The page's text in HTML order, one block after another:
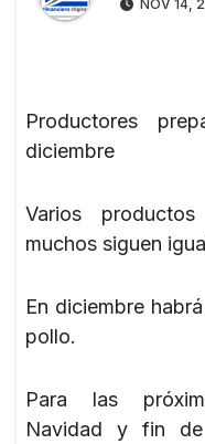
NOV 14,
Productores
diciembre
Varios
muchos siguen
En diciembre
pollo.
Para las
Navidad y fin